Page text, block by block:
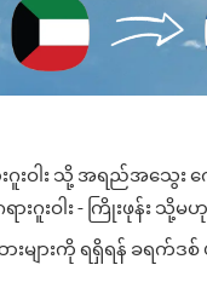
ဂူးဝါး သို့ အရည်အသွေး
ရားဂူးဝါး - ကြိုးဖုန်
းများကို ရရှိရန် ခရ